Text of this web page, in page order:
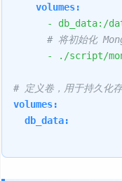
volumes:
-
db_data:/
# 将初始化
-
./script/
# 定义卷，用于持久化
volumes:
db_data: